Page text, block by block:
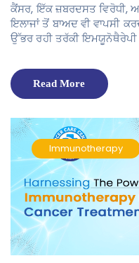
ਕੈਂਸਰ, ਇੱਕ ਜ਼ਬਰਦਸਤ ਵਿਰੋਧੀ,
ਇਲਾਜਾਂ ਤੋਂ ਬਾਅਦ ਵੀ ਵਾਪਸੀ
ਉੱਭਰ ਰਹੀ ਤਰੱਕੀ ਇਮਯੂਨੋਥੈਰੇਪੀ
Read More
Immunotherapy